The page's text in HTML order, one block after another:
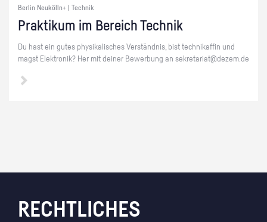
Berlin Neukölln+ | Technik
Prak­ti­kum im Be­reich Tech­nik
Du hast ein gutes phy­si­ka­li­sches Ver­ständ­nis, bist tech­ni­kaf­fin und
magst Elek­tro­nik? Her mit dei­ner Be­wer­bung an se­kre­ta­ri­at@​dezem.​de
RECHTLICHES